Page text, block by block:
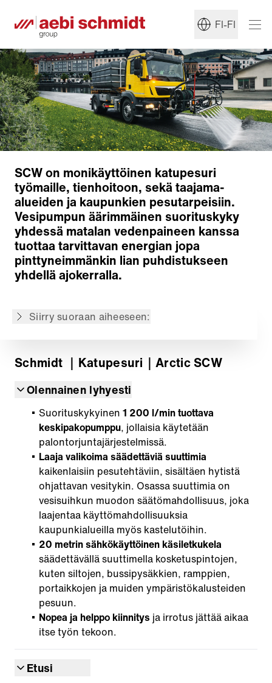
FI-FI
SCW on monikäyttöinen katupesuri
työmaille, tienhoitoon, sekä taajama-
alueiden ja kaupunkien pesutarpeisiin.
Vesipumpun äärimmäinen suorituskyky
yhdessä matalan vedenpaineen kanssa
tuottaa tarvittavan energian jopa
pinttyneimmänkin lian puhdistukseen
yhdellä ajokerralla.
Siirry suoraan aiheeseen:
Pesupää
Suuttimet ja vesitykki
Sähköinen käsiletkukela
Takaisin yleiskatsaukseen
Schmidt ｜Katupesuri ｜Arctic SCW
Olennainen lyhyesti
Suorituskykyinen 1 200 l/min tuottava
keskipakopumppu, jollaisia käytetään
palontorjuntajärjestelmissä.
Laaja valikoima säädettäviä suuttimia
kaikenlaisiin pesutehtäviin, sisältäen hytistä
ohjattavan vesitykin. Osassa suuttimia on
vesisuihkun muodon säätömahdollisuus, joka
laajentaa käyttömahdollisuuksia
kaupunkialueilla myös kastelutöihin.
20 metrin sähkökäyttöinen käsiletkukela
säädettävällä suuttimella kosketuspintojen,
kuten siltojen, bussipysäkkien, ramppien,
portaikkojen ja muiden ympäristökalusteiden
pesuun.
Nopea ja helppo kiinnitys ja irrotus jättää aikaa
itse työn tekoon.
Etusi